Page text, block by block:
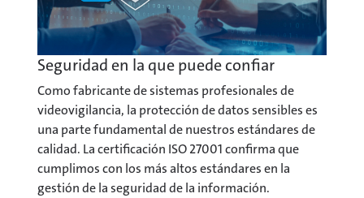
Seguridad en la que puede confiar
Como fabricante de sistemas profesionales de
videovigilancia, la protección de datos sensibles es
una parte fundamental de nuestros estándares de
calidad. La certificación ISO 27001 confirma que
cumplimos con los más altos estándares en la
gestión de la seguridad de la información.